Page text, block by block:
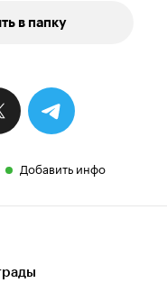
в папку
Добавить инфо